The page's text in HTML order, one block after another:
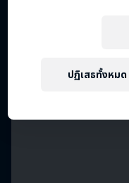
ปฏิเสธทั้งหมด